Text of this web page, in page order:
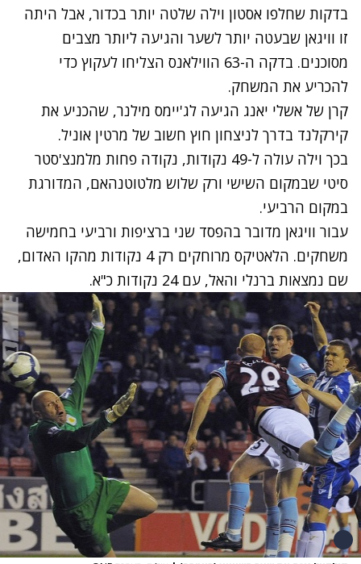
בדקות שחלפו אסטון וילה שלטה יותר בכדור, אבל היתה
זו וויגאן שבעטה יותר לשער והגיעה ליותר מצבים
מסוכנים. בדקה ה-63 הווילאנס הצליחו לעקוץ כדי
להכריע את המשחק.
קרן של אשלי יאנג הגיעה לג'יימס מילנר, שהכניע את
קירקלנד בדרך לניצחון חוץ חשוב של מרטין אוניל.
בכך וילה עולה ל-49 נקודות, נקודה פחות מלמנצ'סטר
סיטי שבמקום השישי ורק שלוש מלטוטנהאם, המדורגת
במקום הרביעי.
עבור וויגאן מדובר בהפסד שני ברציפות ורביעי בחמישה
משחקים. הלאטיקס מרוחקים רק 4 נקודות מהקו האדום,
שם נמצאות ברנלי והאל, עם 24 נקודות כ"א.